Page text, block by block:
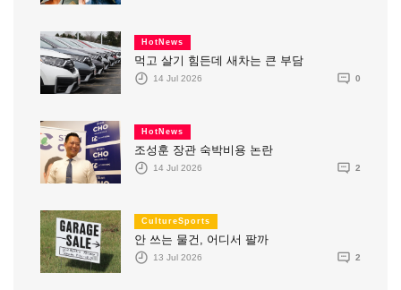
HotNews
먹고 살기 힘든데 새차는 큰 부담
14 Jul 2026 0
HotNews
조성훈 장관 숙박비용 논란
14 Jul 2026 2
CultureSports
안 쓰는 물건, 어디서 팔까
13 Jul 2026 2